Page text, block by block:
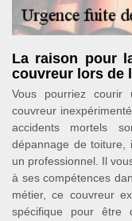
La raison pour
couvreur lors de
Vous pourriez
couvreur
accidents mortels
dépannage de toiture,
un professionnel. Il
à ses compétences
métier, ce couvreur
spécifique pour être